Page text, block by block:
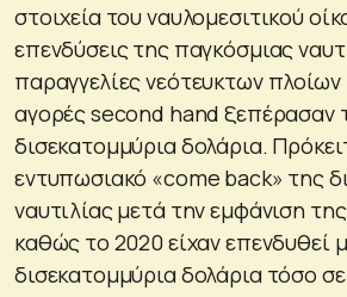
στοιχεία του ναυλομεσιτικού
επενδύσεις της παγκόσμιας
παραγγελίες νεότευκτων πλοίων
αγορές second hand ξεπέρασαν
δισεκατομμύρια δολάρια.
εντυπωσιακό «come back» της
ναυτιλίας μετά την εμφάνιση
καθώς το 2020 είχαν επενδυθεί
δισεκατομμύρια δολάρια τόσο